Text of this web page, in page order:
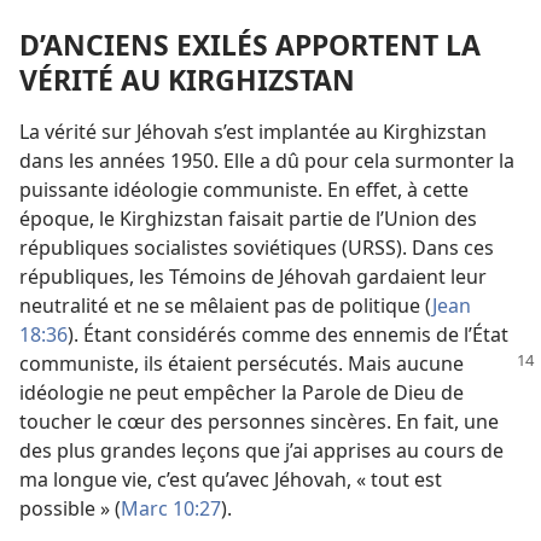
D’ANCIENS EXILÉS APPORTENT LA
VÉRITÉ AU KIRGHIZSTAN
La vérité sur Jéhovah s’est implantée au Kirghizstan
dans les années 1950. Elle a dû pour cela surmonter la
puissante idéologie communiste. En effet, à cette
époque, le Kirghizstan faisait partie de l’Union des
républiques socialistes soviétiques (URSS). Dans ces
républiques, les Témoins de Jéhovah gardaient leur
neutralité et ne se mêlaient pas de politique (Jean
18:36). Étant considérés comme des ennemis de l’État
communiste, ils étaient persécutés. Mais aucune
idéologie ne peut empêcher la Parole de Dieu de
toucher le cœur des personnes sincères. En fait, une
des plus grandes leçons que j’ai apprises au cours de
ma longue vie, c’est qu’avec Jéhovah, « tout est
possible » (Marc 10:27).